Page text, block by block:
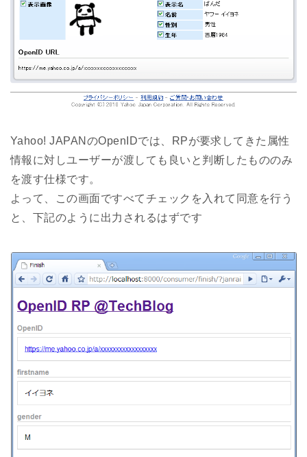
Yahoo! JAPANのOpenIDでは、RPが要求してきた属性
情報に対しユーザーが渡しても良いと判断したもののみ
を渡す仕様です。
よって、この画面ですべてチェックを入れて同意を行う
と、下記のように出力されるはずです